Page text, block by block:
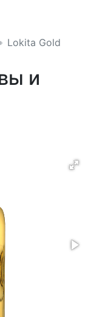
Lokita Gold
и